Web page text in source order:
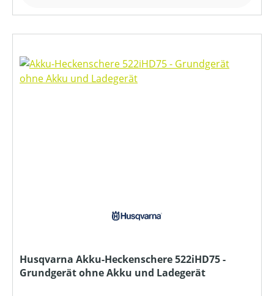
Husqvarna Akku-Heckenschere 522iHD75 -
Grundgerät ohne Akku und Ladegerät